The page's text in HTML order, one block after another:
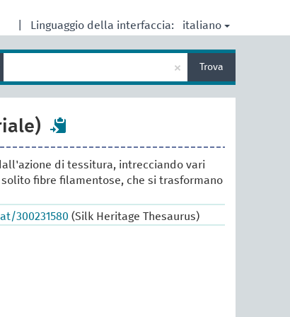
Linguaggio della interfaccia: italiano
termine
per
la
ricerca
× Trova
di tessitura, intrecciando vari
fibre filamentose, che si trasformano
300231580 (Silk Heritage Thesaurus)